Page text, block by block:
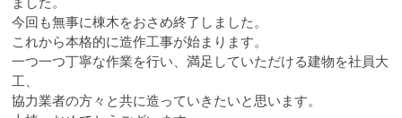
今回も無事に棟木をおさめ終了しました。
これから本格的に造作工事が始まります。
一つ一つ丁寧な作業を行い、満足していただける建物を社員大
工、
協力業者の方々と共に造っていきたいと思います。